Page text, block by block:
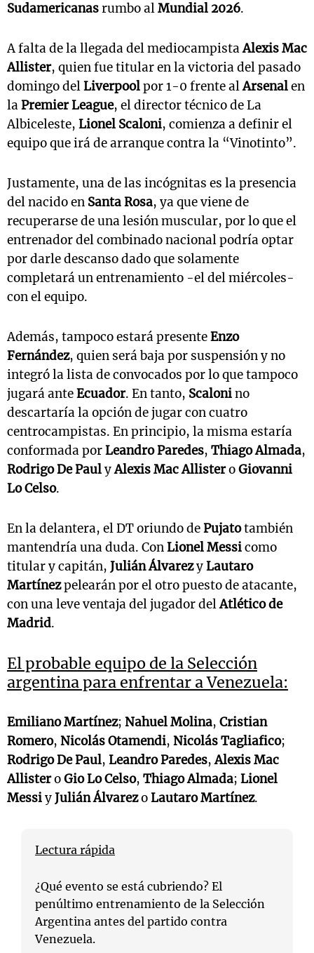
Sudamericanasrumbo alMundial 2026.
A falta de la llegada del mediocampistaAlexis Mac
Allister, quien fue titular en la victoria del pasado
domingo delLiverpoolpor 1-0 frente alArsenalen
laPremier League, el director técnico de La
Albiceleste, Lionel Scaloni, comienza a definir el
equipo que irá de arranque contra la “Vinotinto”.
Justamente, una de las incógnitas es la presencia
del nacido en Santa Rosa, ya que viene de
recuperarse de una lesión muscular, por lo que el
entrenador del combinado nacional podría optar
por darle descanso dado que solamente
completará un entrenamiento -el del miércoles-
con el equipo.
Además, tampoco estará presenteEnzo
Fernández, quien será baja por suspensión y no
integró la lista de convocados por lo que tampoco
jugará anteEcuador. En tanto, Scalonino
descartaría la opción de jugar con cuatro
centrocampistas. En principio, la misma estaría
conformada porLeandro Paredes, Thiago Almada,
Rodrigo De PaulyAlexis Mac AllisteroGiovanni
Lo Celso.
En la delantera, el DT oriundo dePujatotambién
mantendría una duda. ConLionel Messicomo
titular y capitán, Julián ÁlvarezyLautaro
Martínezpelearán por el otro puesto de atacante,
con una leve ventaja del jugador delAtlético de
Madrid.
El probable equipo de la Selección
argentina para enfrentar a Venezuela:
Emiliano Martínez; Nahuel Molina, Cristian
Romero, Nicolás Otamendi, Nicolás Tagliafico;
Rodrigo De Paul, Leandro Paredes,Alexis Mac
AllisteroGio Lo Celso, Thiago Almada; Lionel
MessiyJulián ÁlvarezoLautaro Martínez.
Lectura rápida
¿Qué evento se está cubriendo? El
penúltimo entrenamiento de la Selección
Argentina antes del partido contra
Venezuela.